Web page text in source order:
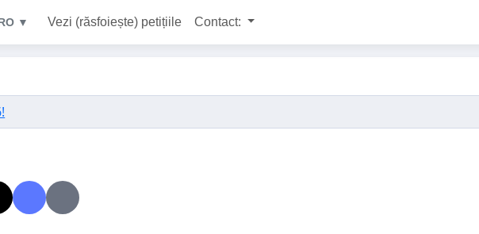
▼ Vezi (răsfoiește) petițiile Contact: